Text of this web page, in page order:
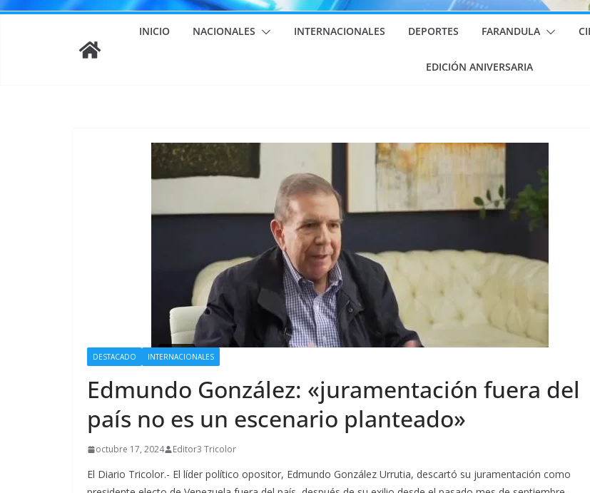
INICIO NACIONALES INTERNACIONALES DEPORTES FARANDULA
EDICIÓN ANIVERSARIA
DESTACADO INTERNACIONALES
Edmundo González: «juramentación fuera del
país no es un escenario planteado»
octubre 17, 2024 Editor3 Tricolor
El Diario Tricolor.- El líder político opositor, Edmundo González Urrutia, descartó su juramentación como